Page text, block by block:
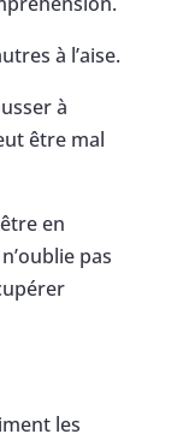
à l’aise.
à
être mal
en
pas
les